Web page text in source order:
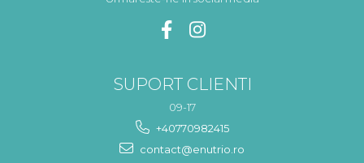
SUPORT CLIENTI
09-17
+40770982415
contact@enutrio.ro